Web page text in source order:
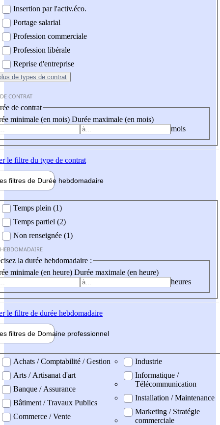
Insertion par l'activ.éco.
Portage salarial
Profession commerciale
Profession libérale
Reprise d'entreprise
de types de contrat
CONTRAT
de contrat
minimale (en mois) Durée maximale (en mois)
mois
le filtre du type de contrat
filtres de Durée hebdomadaire
Temps plein (1)
Temps partiel (2)
Non renseignée (1)
la durée hebdomadaire :
minimale (en heure) Durée maximale (en heure)
heures
le filtre de durée hebdomadaire
filtres de Domaine professionnel
professionel
Achats / Comptabilité / Gestion
Arts / Artisanat d'art
Banque / Assurance
Bâtiment / Travaux Publics
Commerce / Vente
Industrie
Informatique /
Télécommunication
Installation / Maintenance
Marketing / Stratégie
commerciale